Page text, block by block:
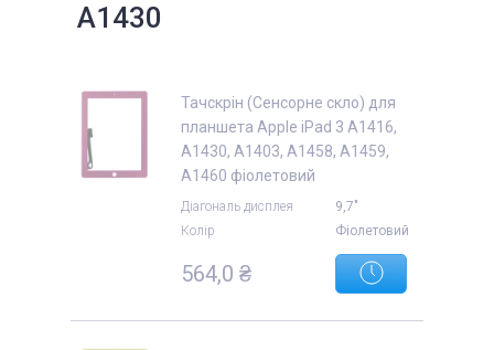
A1430
Тачскрін (Сенсорне скло) для
планшета Apple iPad 3 A1416,
A1430, A1403, A1458, A1459,
A1460 фіолетовий
Діагональ дисплея
9,7"
Колір
Фіолетовий
564,0 ₴